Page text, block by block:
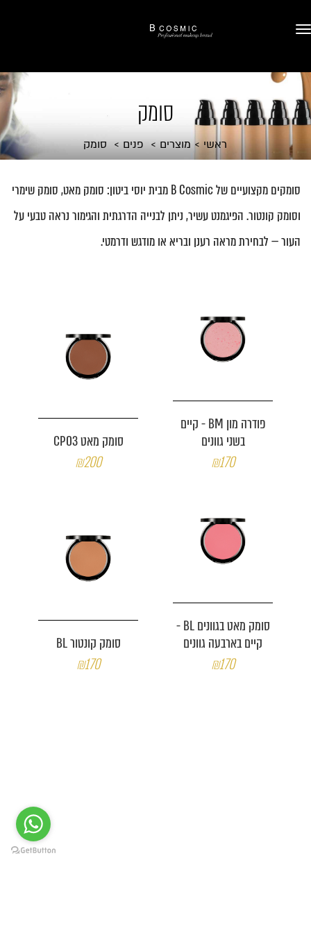
סומק
ראשי מוצרים פנים סומק
סומקים מקצועיים של B Cosmic מבית יוסי ביטון: סומק מאט, סומק שימרי
וסומק קונטור. הפיגמנט עשיר, ניתן לבנייה הדרגתית והגימור נראה טבעי על
העור — לבחירת מראה רענן ובריא או מודגש ודרמטי.
פודרה מון BM - קיים
בשני גוונים
₪170
סומק מאט CP03
₪200
סומק מאט בגוונים BL -
קיים בארבעה גוונים
₪170
סומק קונטור BL
₪170